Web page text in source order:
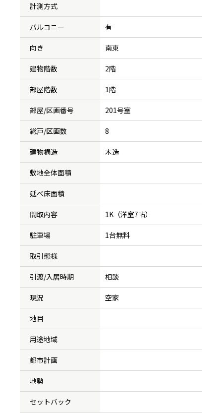
計測方式
バルコニー 有
向き 南東
建物階数 2階
部屋階数 1階
部屋/区画番号 201号室
総戸/区画数 8
建物構造 木造
敷地全体面積
延べ床面積
間取内容 1K（洋室7帖）
駐車場 1台無料
取引態様
引渡/入居時期 相談
現況 空家
地目
用途地域
都市計画
地勢
セットバック